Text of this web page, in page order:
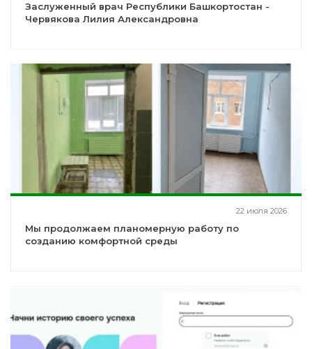
Заслуженный врач Республики Башкортостан -
Червякова Лилия Александровна
22 июля 2026
Мы продолжаем планомерную работу по
созданию комфортной среды